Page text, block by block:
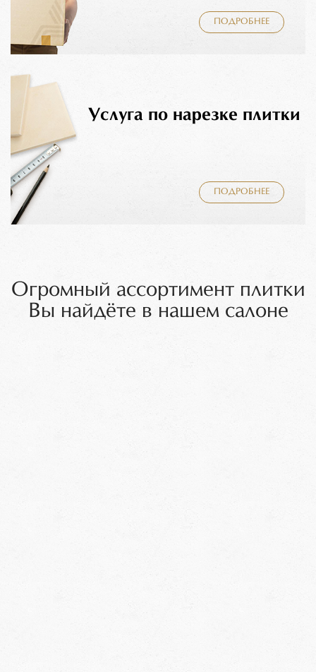
ПОДРОБНЕЕ
Услуга по нарезке плитки
ПОДРОБНЕЕ
Огромный ассортимент плитки
Вы найдёте в нашем салоне